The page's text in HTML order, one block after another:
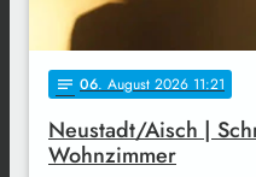
notes 06. August 2026 11:21
Neustadt/Aisch |
Wohnzimmer